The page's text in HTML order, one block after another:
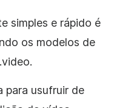
simples e rápido é
os modelos de
para usufruir de